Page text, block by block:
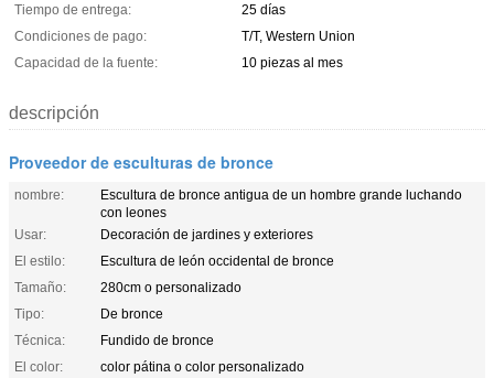
Tiempo de entrega:
25 días
Condiciones de pago:
T/T, Western Union
Capacidad de la fuente:
10 piezas al mes
descripción
Proveedor de esculturas de bronce
nombre:
Escultura de bronce antigua de un hombre grande luchando
con leones
Usar:
Decoración de jardines y exteriores
El estilo:
Escultura de león occidental de bronce
Tamaño:
280cm o personalizado
Tipo:
De bronce
Técnica:
Fundido de bronce
El color:
color pátina o color personalizado